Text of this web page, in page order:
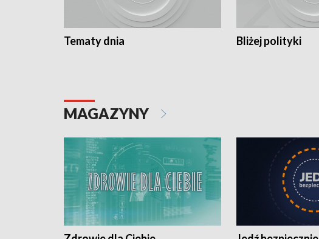
Tematy dnia Bliżej polityki
MAGAZYNY